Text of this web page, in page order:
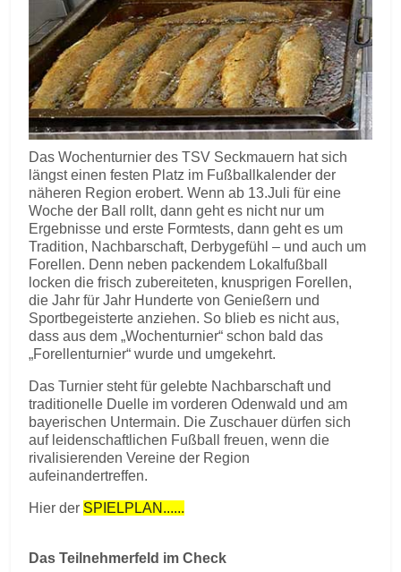
Das Wochenturnier des TSV Seckmauern hat sich
längst einen festen Platz im Fußballkalender der
näheren Region erobert. Wenn ab 13.Juli für eine
Woche der Ball rollt, dann geht es nicht nur um
Ergebnisse und erste Formtests, dann geht es um
Tradition, Nachbarschaft, Derbygefühl – und auch um
Forellen. Denn neben packendem Lokalfußball
locken die frisch zubereiteten, knusprigen Forellen,
die Jahr für Jahr Hunderte von Genießern und
Sportbegeisterte anziehen. So blieb es nicht aus,
dass aus dem „Wochenturnier“ schon bald das
„Forellenturnier“ wurde und umgekehrt.
Das Turnier steht für gelebte Nachbarschaft und
traditionelle Duelle im vorderen Odenwald und am
bayerischen Untermain. Die Zuschauer dürfen sich
auf leidenschaftlichen Fußball freuen, wenn die
rivalisierenden Vereine der Region
aufeinandertreffen.
Hier der SPIELPLAN......
Das Teilnehmerfeld im Check